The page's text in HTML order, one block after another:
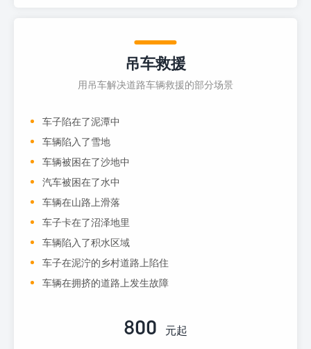
吊车救援
用吊车解决道路车辆救援的部分场景
车子陷在了泥潭中
车辆陷入了雪地
车辆被困在了沙地中
汽车被困在了水中
车辆在山路上滑落
车子卡在了沼泽地里
车辆陷入了积水区域
车子在泥泞的乡村道路上陷住
车辆在拥挤的道路上发生故障
800 元起